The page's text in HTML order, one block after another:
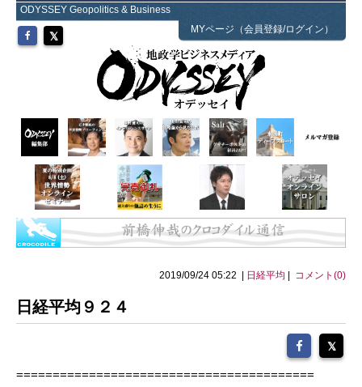
ODYSSEY Geopolitics & Business
MYページ（会員登録/ログイン）
2019/09/24 05:22 | 日経平均 コメント(0)
日経平均９２４
=========================================